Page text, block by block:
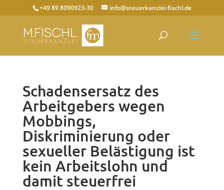
+49 89 8090923-30 info@steuerkanzlei-fischl.de
Schadensersatz des
Arbeitgebers wegen
Mobbings,
Diskriminierung oder
sexueller Belästigung ist
kein Arbeitslohn und
damit steuerfrei